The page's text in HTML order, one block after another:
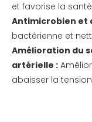
et favorise la
Antimicrobien et
bactérienne et
Amélioration du
artérielle :
abaisser la